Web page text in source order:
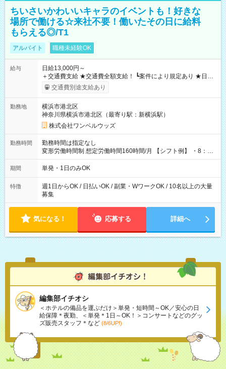
ちいさいかわいいキャラのイベントも！好きな
場所で働ける☆来社不要！働いたその日に給料
もらえる◎/T1
アルバイト 職種未経験OK
給与
日給13,000円～
＋交通費支給 ★交通費全額支給！ ┗案件により規定あり ★日払
いOK！（規定あり） ┗働いたその日に現金GET♪ お仕事後はコ
ンビニATMから 日払い分を引き落とせます！ 【試用期間】試
交通費別途支給あり
勤務地
横浜市港北区
神奈川県横浜市港北区（最寄り駅：新横浜駅）
株式会社ワンベルウッズ
勤務時間
勤務時間は指定なし
変形労働時間制 想定労働時間160時間/月 【シフト例】 ・8：00
～21：00
期間 単発・1日のみOK
特徴
週1日からOK / 日払いOK / 副業・WワークOK / 10名以上の大量
募集
気になる！ 応募する 詳細へ
編集部イチオシ
＜ホテルの備品を運ぶだけ＞単発・短時間～OK／安心の日
給保障＊夜勤、＜単発＊1日～OK！＞コンサートなどのグッ
ズ販売スタッフ＊など (8/6UP!)